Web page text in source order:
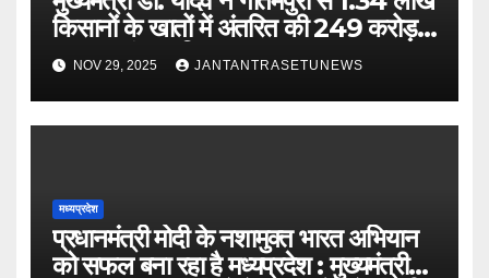
किसानों के खातों में अंतरित की 249 करोड़
रूपए भावांतर राशि
NOV 29, 2025 JANTANTRASETUNEWS
मध्यप्रदेश
प्रधानमंत्री मोदी के नशामुक्त भारत अभियान
को सफल बना रहा है मध्यप्रदेश : मुख्यमंत्री